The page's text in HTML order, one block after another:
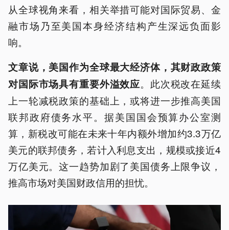
从全球视角来看，相关举措可能对国际贸易、金
融市场乃至美国本身经济结构产生深远负面影
响。
文章说，美国作为全球最大经济体，其财政政策
对国际市场具有重要外溢效应。此次税改在延续
上一轮减税政策的基础上，或将进一步推高美国
联邦政府债务水平。据美国国会预算办公室测
算，新税改可能在未来十年内额外增加约3.3万亿
美元的联邦债务，若计入利息支出，规模或接近4
万亿美元。这一趋势加剧了美国债务上限争议，
推高市场对美国财政信用的担忧。